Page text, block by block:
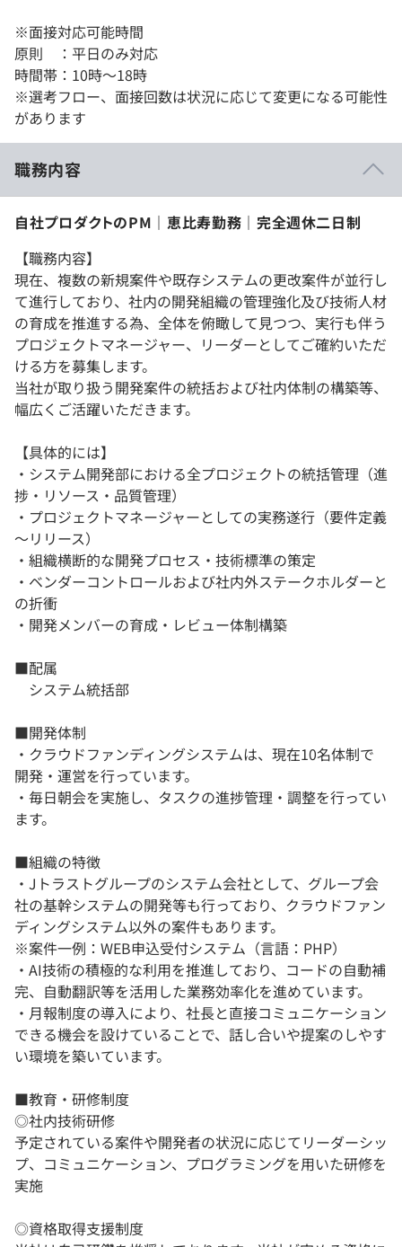
※面接対応可能時間
原則 ：平日のみ対応
時間帯：10時～18時
※選考フロー、面接回数は状況に応じて変更になる可能性
があります
職務内容
自社プロダクトのPM｜恵比寿勤務｜完全週休二日制
【職務内容】
現在、複数の新規案件や既存システムの更改案件が並行し
て進行しており、社内の開発組織の管理強化及び技術人材
の育成を推進する為、全体を俯瞰して見つつ、実行も伴う
プロジェクトマネージャー、リーダーとしてご確約いただ
ける方を募集します。
当社が取り扱う開発案件の統括および社内体制の構築等、
幅広くご活躍いただきます。
【具体的には】
・システム開発部における全プロジェクトの統括管理（進
捗・リソース・品質管理）
・プロジェクトマネージャーとしての実務遂行（要件定義
～リリース）
・組織横断的な開発プロセス・技術標準の策定
・ベンダーコントロールおよび社内外ステークホルダーと
の折衝
・開発メンバーの育成・レビュー体制構築
■配属
システム統括部
■開発体制
・クラウドファンディングシステムは、現在10名体制で
開発・運営を行っています。
・毎日朝会を実施し、タスクの進捗管理・調整を行ってい
ます。
■組織の特徴
・Jトラストグループのシステム会社として、グループ会
社の基幹システムの開発等も行っており、クラウドファン
ディングシステム以外の案件もあります。
※案件一例：WEB申込受付システム（言語：PHP）
・AI技術の積極的な利用を推進しており、コードの自動補
完、自動翻訳等を活用した業務効率化を進めています。
・月報制度の導入により、社長と直接コミュニケーション
できる機会を設けていることで、話し合いや提案のしやす
い環境を築いています。
■教育・研修制度
◎社内技術研修
予定されている案件や開発者の状況に応じてリーダーシッ
プ、コミュニケーション、プログラミングを用いた研修を
実施
◎資格取得支援制度